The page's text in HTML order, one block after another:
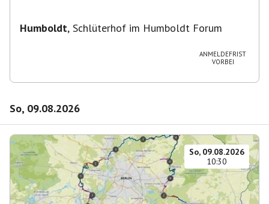
Humboldt, Schlüterhof im Humboldt Forum
ANMELDEFRIST
VORBEI
So, 09.08.2026
So, 09.08.2026
10:30